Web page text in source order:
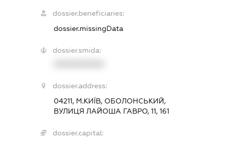
dossier.beneficiaries:
dossier.missingData
dossier.smida:
dossier.address:
04211, М.КИЇВ, ОБОЛОНСЬКИЙ,
ВУЛИЦЯ ЛАЙОША ГАВРО, 11, 161
dossier.capital: